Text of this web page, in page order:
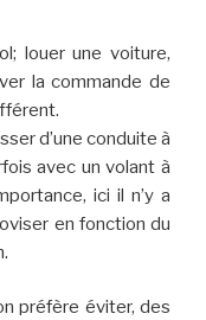
louer une voiture,
la commande de
d’une conduite à
avec un volant à
ici il n’y a
en fonction du
préfère éviter, des